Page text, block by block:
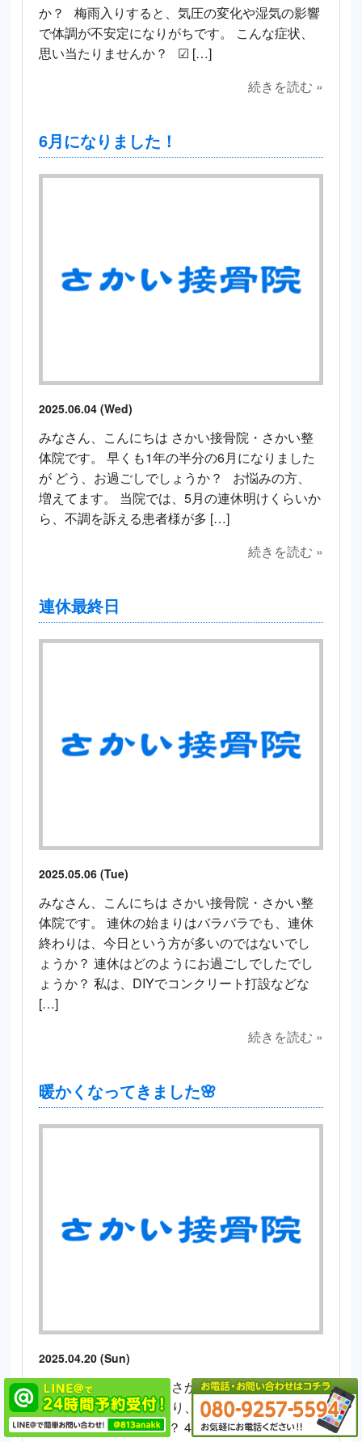
か？ 梅雨入りすると、気圧の変化や湿気の影響
で体調が不安定になりがちです。 こんな症状、
思い当たりませんか？ ☑ […]
続きを読む »
6月になりました！
2025.06.04 (Wed)
みなさん、こんにちは さかい接骨院・さかい整
体院です。 早くも1年の半分の6月になりました
が どう、お過ごしでしょうか？ お悩みの方、
増えてます。 当院では、5月の連休明けくらいか
ら、不調を訴える患者様が多 […]
続きを読む »
連休最終日
2025.05.06 (Tue)
みなさん、こんにちは さかい接骨院・さかい整
体院です。 連休の始まりはバラバラでも、連休
終わりは、今日という方が多いのではないでし
ょうか？ 連休はどのようにお過ごしでしたでし
ょうか？ 私は、DIYでコンクリート打設などな
[…]
続きを読む »
暖かくなってきました🌸
2025.04.20 (Sun)
みなさん、こんにちは さかい接骨院・さかい整
体院です。 新年度に入り、みなさんはどのよう
にお過ごしでしょうか？ 4月半ばころまでは、寒